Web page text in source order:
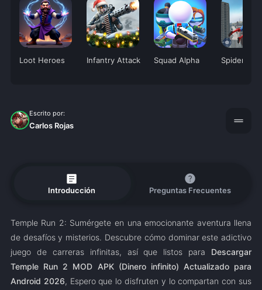
Loot Heroes Infantry Attack Squad Alpha Spider
Escrito por:
Carlos Rojas drag_handle
article
Introducción
help
Preguntas Frecuentes
Temple Run 2: Sumérgete en una emocionante aventura llena
de desafíos y misterios. Descubre cómo dominar este adictivo
juego de carreras infinitas, así que listos para Descargar
Temple Run 2 MOD APK (Dinero infinito) Actualizado para
Android 2026, Espero que lo disfruten y lo compartan con sus